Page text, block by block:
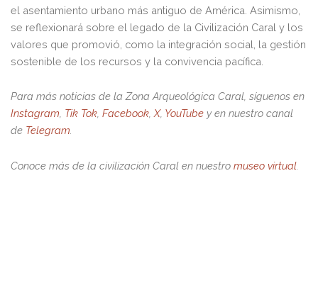
el asentamiento urbano más antiguo de América. Asimismo,
se reflexionará sobre el legado de la Civilización Caral y los
valores que promovió, como la integración social, la gestión
sostenible de los recursos y la convivencia pacífica.
Para más noticias de la Zona Arqueológica Caral, síguenos en
Instagram Tik Tok Facebook X, YouTube y en nuestro canal
de Telegram
Conoce más de la civilización Caral en nuestro museo virtual